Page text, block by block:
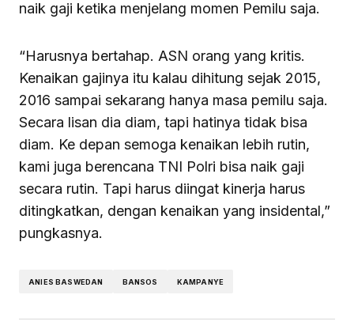
naik gaji ketika menjelang momen Pemilu saja.
“Harusnya bertahap. ASN orang yang kritis.
Kenaikan gajinya itu kalau dihitung sejak 2015,
2016 sampai sekarang hanya masa pemilu saja.
Secara lisan dia diam, tapi hatinya tidak bisa
diam. Ke depan semoga kenaikan lebih rutin,
kami juga berencana TNI Polri bisa naik gaji
secara rutin. Tapi harus diingat kinerja harus
ditingkatkan, dengan kenaikan yang insidental,”
pungkasnya.
ANIES BASWEDAN BANSOS KAMPANYE